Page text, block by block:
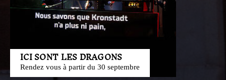
ICI SONT LES DRAGONS
Rendez vous à partir du 30 septembre